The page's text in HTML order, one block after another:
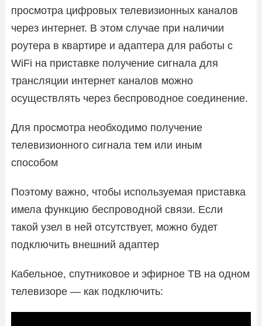
просмотра цифровых телевизионных каналов
через интернет. В этом случае при наличии
роутера в квартире и адаптера для работы с
WiFi на приставке получение сигнала для
трансляции интернет каналов можно
осуществлять через беспроводное соединение.
Для просмотра необходимо получение
телевизионного сигнала тем или иным
способом
Поэтому важно, чтобы используемая приставка
имела функцию беспроводной связи. Если
такой узел в ней отсутствует, можно будет
подключить внешний адаптер
Кабельное, спутниковое и эфирное ТВ на одном
телевизоре — как подключить: